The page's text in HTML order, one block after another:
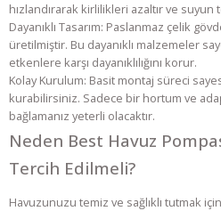
hızlandırarak kirlilikleri azaltır ve suyun
Dayanıklı Tasarım: Paslanmaz çelik
üretilmiştir. Bu dayanıklı malzemeler
etkenlere karşı dayanıklılığını korur.
Kolay Kurulum: Basit montaj süreci
kurabilirsiniz. Sadece bir hortum ve
bağlamanız yeterli olacaktır.
Neden Best Havuz
Tercih Edilmeli?
Havuzunuzu temiz ve sağlıklı tutmak